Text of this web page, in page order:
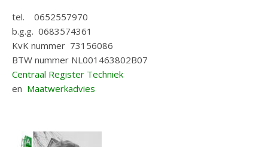
tel. 0652557970
b.g.g. 0683574361
KvK nummer 73156086
BTW nummer NL001463802B07
Centraal Register Techniek
en Maatwerkadvies